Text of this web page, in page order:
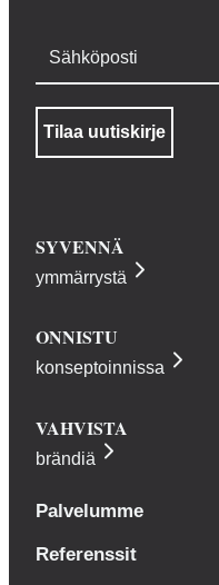
SYVENNÄ
ymmärrystä
ONNISTU
konseptoinnissa
VAHVISTA
brändiä
Palvelumme
Referenssit